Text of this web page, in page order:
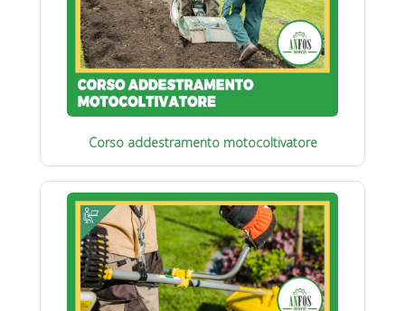
Corso addestramento motocoltivatore